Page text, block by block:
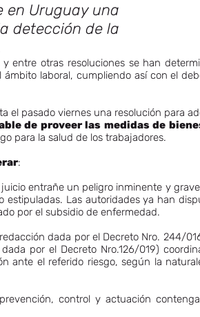
en Uruguay una
detección de la
entre otras resoluciones se han
laboral, cumpliendo así con el
el pasado viernes una resolución para
de proveer las medidas de
para la salud de los trabajadores.
:
entrañe un peligro inminente y
estipuladas. Las autoridades ya han
por el subsidio de enfermedad.
dada por el Decreto Nro. 244/
por el Decreto Nro.126/019)
ante el referido riesgo, según la
control y actuación